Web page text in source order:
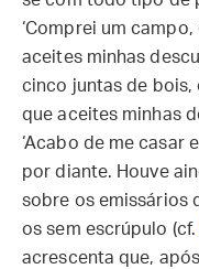
‘Comprei um
aceites minhas
cinco juntas de bois,
que aceites minhas
‘Acabo de me casar
por diante. Houve
sobre os emissários
os sem escrúpulo (cf.
acrescenta que,